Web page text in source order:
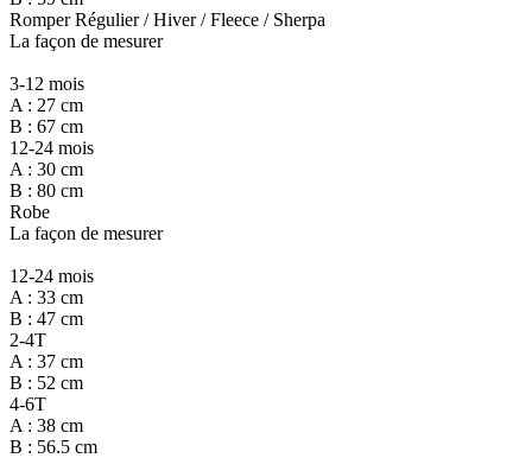
Romper Régulier / Hiver / Fleece / Sherpa
La façon de mesurer
3-12 mois
A : 27 cm
B : 67 cm
12-24 mois
A : 30 cm
B : 80 cm
Robe
La façon de mesurer
12-24 mois
A : 33 cm
B : 47 cm
2-4T
A : 37 cm
B : 52 cm
4-6T
A : 38 cm
B : 56.5 cm